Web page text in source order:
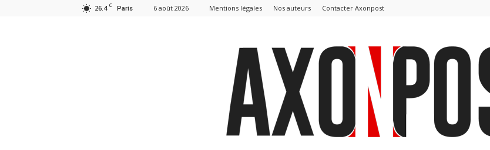
26.4 C Paris 6 août 2026 Mentions légales Nos auteurs Contacter Axonpost